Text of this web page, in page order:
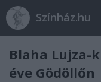
Színház.hu
Blaha Lujza-
éve Gödöllőn